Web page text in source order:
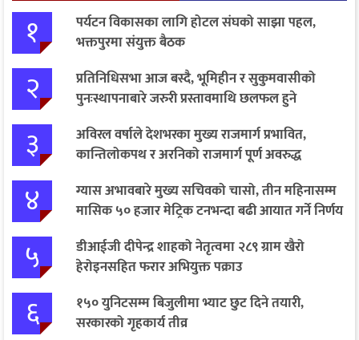
१
पर्यटन विकासका लागि होटल संघको साझा पहल,
भक्तपुरमा संयुक्त बैठक
२
प्रतिनिधिसभा आज बस्दै, भूमिहीन र सुकुमवासीको
पुनःस्थापनाबारे जरुरी प्रस्तावमाथि छलफल हुने
३
अविरल वर्षाले देशभरका मुख्य राजमार्ग प्रभावित,
कान्तिलोकपथ र अरनिको राजमार्ग पूर्ण अवरुद्ध
४
ग्यास अभावबारे मुख्य सचिवको चासो, तीन महिनासम्म
मासिक ५० हजार मेट्रिक टनभन्दा बढी आयात गर्ने निर्णय
५
डीआईजी दीपेन्द्र शाहको नेतृत्वमा २८९ ग्राम खैरो
हेरोइनसहित फरार अभियुक्त पक्राउ
६
१५० युनिटसम्म बिजुलीमा भ्याट छुट दिने तयारी,
सरकारको गृहकार्य तीव्र